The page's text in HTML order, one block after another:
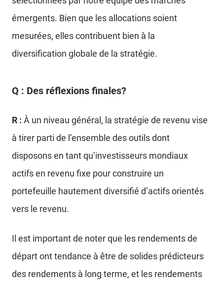
émergents. Bien que les allocations soient
mesurées, elles contribuent bien à la
diversification globale de la stratégie.
Q : Des réflexions finales?
R : À un niveau général, la stratégie de revenu vise
à tirer parti de l’ensemble des outils dont
disposons en tant qu’investisseurs mondiaux
actifs en revenu fixe pour construire un
portefeuille hautement diversifié d’actifs orientés
vers le revenu.
Il est important de noter que les rendements de
départ ont tendance à être de solides prédicteurs
des rendements à long terme, et les rendements